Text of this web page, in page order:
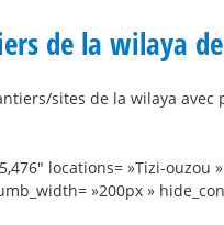
de la wilaya
sites de la wilaya
locations= »Tizi-ouzou
»200px »